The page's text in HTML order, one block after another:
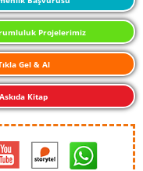
Projelerimiz
Gel & Al
Askıda Kitap